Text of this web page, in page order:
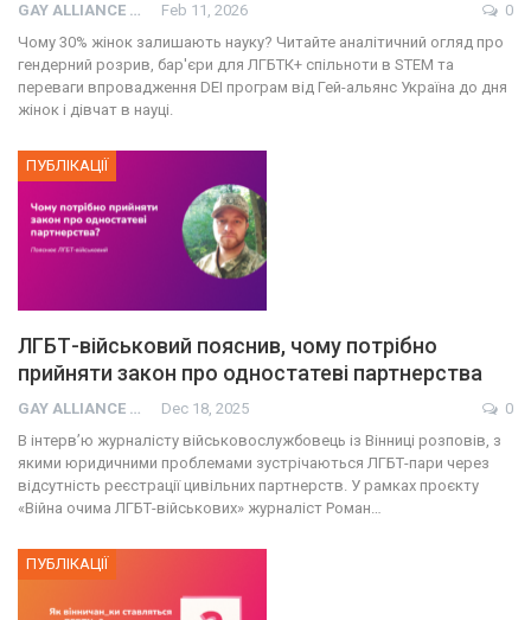
GAY ALLIANCE UKRAINE Feb 11, 2026
0
Чому 30% жінок залишають науку? Читайте аналітичний огляд про
гендерний розрив, бар'єри для ЛГБТК+ спільноти в STEM та
переваги впровадження DEI програм від Гей-альянс Україна до дня
жінок і дівчат в науці.
ПУБЛІКАЦІЇ
ЛГБТ-військовий пояснив, чому потрібно
прийняти закон про одностатеві партнерства
GAY ALLIANCE UKRAINE Dec 18, 2025
0
В інтерв’ю журналісту військовослужбовець із Вінниці розповів, з
якими юридичними проблемами зустрічаються ЛГБТ-пари через
відсутність реєстрації цивільних партнерств. У рамках проєкту
«Війна очима ЛГБТ-військових» журналіст Роман…
ПУБЛІКАЦІЇ